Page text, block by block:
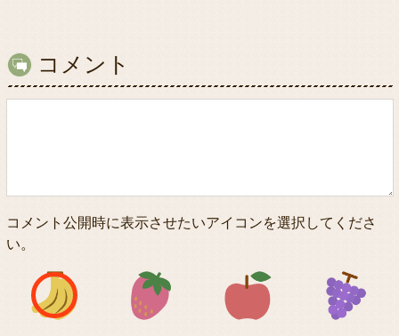
コメント
コメント公開時に表示させたいアイコンを選択してくださ
い。
アイコン1 アイコン2 アイコン3